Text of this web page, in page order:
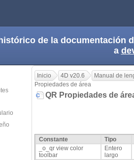
de la documentación
a
Inicio 4D v20.6
Manual de
Propiedades de área
QR Propiedades de
Constante
Tipo
_o_qr view color
toolbar
Entero
largo